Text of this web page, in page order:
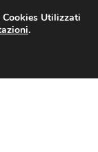
Utilizzati
.